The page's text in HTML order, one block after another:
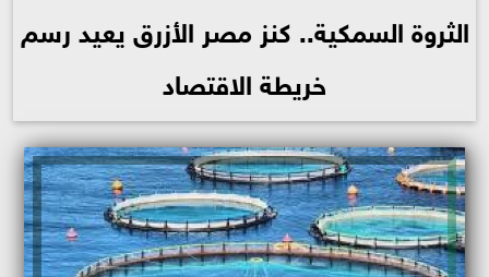
الثروة السمكية.. كنز مصر الأزرق يعيد رسم
خريطة الاقتصاد